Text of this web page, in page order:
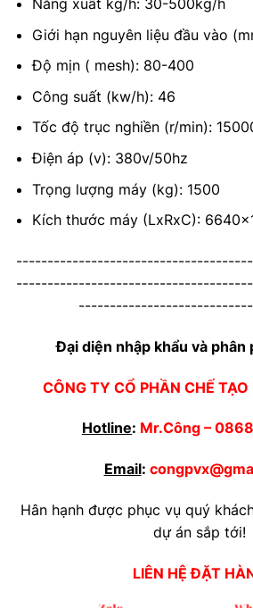
Năng xuất kg/h: 30-500kg/h
Giới hạn nguyên liệu đầu vào
Độ mịn ( mesh): 80-400
Công suất (kw/h): 46
Tốc độ trục nghiền (r/min):
Điện áp (v): 380v/50hz
Trọng lượng máy (kg): 1500
Kích thước máy (LxRxC):
Đại diện nhập khẩu và
CÔNG TY CỔ PHẦN CHẾ
Hotline: Mr.Công –
Email:
Hân hạnh được phục vụ quý
dự án sắp tới!
LIÊN HỆ ĐẶT